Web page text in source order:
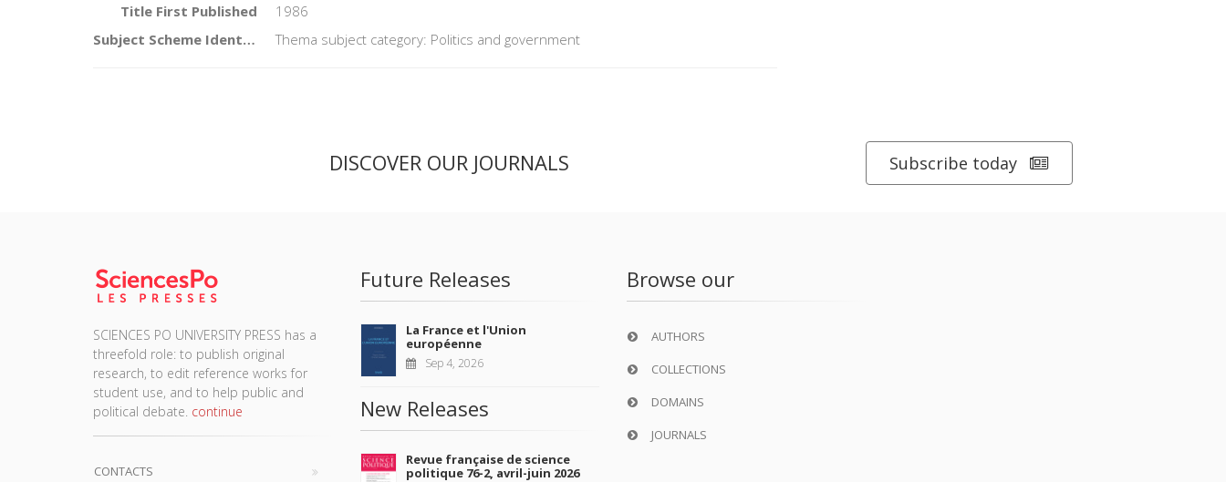
Title First Published
1986
Subject Scheme Identifier Code
Thema subject category: Politics and government
DISCOVER OUR JOURNALS Subscribe today
SCIENCES PO UNIVERSITY PRESS has a
threefold role: to publish original
research, to edit reference works for
student use, and to help public and
political debate. continue
CONTACTS
Future Releases
La France et l'Union
européenne
Sep 4, 2026
New Releases
Revue française de science
politique 76-2, avril-juin 2026
Browse our
AUTHORS
COLLECTIONS
DOMAINS
JOURNALS